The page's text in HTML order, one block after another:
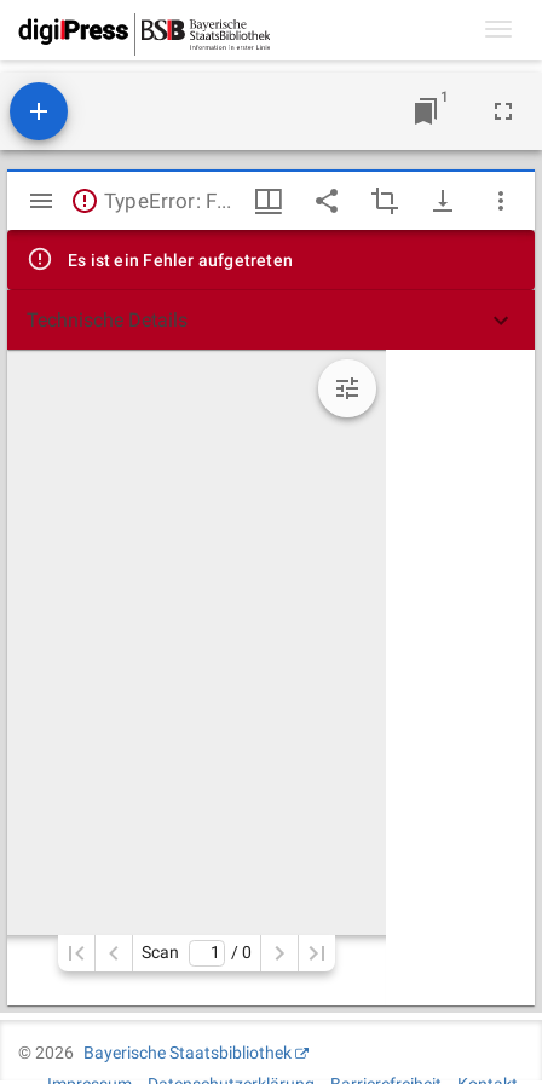
1
Mirador
Viewer
TypeError: Failed to fetch
Es ist ein Fehler aufgetreten
Technische Details
Scan / 0
©2026
Bayerische Staatsbibliothek